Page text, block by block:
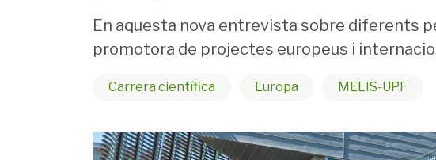
En aquesta nova entrevista sobre diferents
promotora de projectes europeus i
Carrera científica Europa MELIS-UPF